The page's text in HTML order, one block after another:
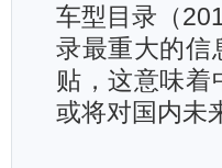
车型目录（
录最重大的信
贴，这意味着
或将对国内未